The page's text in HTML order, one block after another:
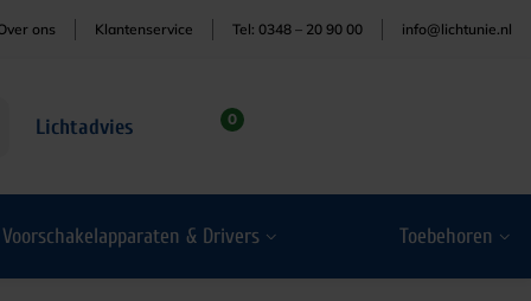
ons Klantenservice Tel: 0348 – 20 90 00 info@lichtunie.nl
Lichtadvies 0
Voorschakelapparaten & Drivers Toebehoren